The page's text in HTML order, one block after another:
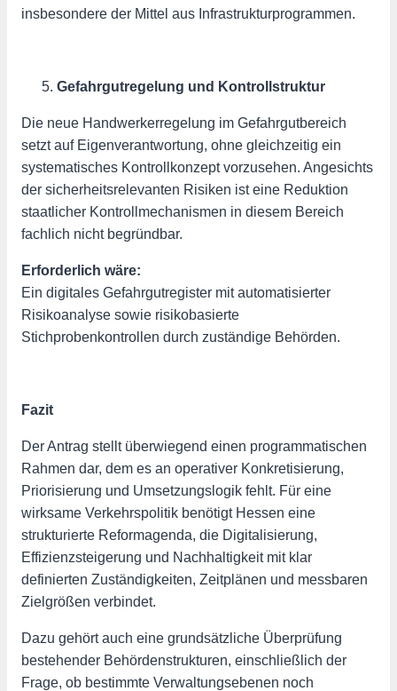
insbesondere der Mittel aus Infrastrukturprogrammen.
Gefahrgutregelung und Kontrollstruktur
Die neue Handwerkerregelung im Gefahrgutbereich
setzt auf Eigenverantwortung, ohne gleichzeitig ein
systematisches Kontrollkonzept vorzusehen. Angesichts
der sicherheitsrelevanten Risiken ist eine Reduktion
staatlicher Kontrollmechanismen in diesem Bereich
fachlich nicht begründbar.
Erforderlich wäre:
Ein digitales Gefahrgutregister mit automatisierter
Risikoanalyse sowie risikobasierte
Stichprobenkontrollen durch zuständige Behörden.
Fazit
Der Antrag stellt überwiegend einen programmatischen
Rahmen dar, dem es an operativer Konkretisierung,
Priorisierung und Umsetzungslogik fehlt. Für eine
wirksame Verkehrspolitik benötigt Hessen eine
strukturierte Reformagenda, die Digitalisierung,
Effizienzsteigerung und Nachhaltigkeit mit klar
definierten Zuständigkeiten, Zeitplänen und messbaren
Zielgrößen verbindet.
Dazu gehört auch eine grundsätzliche Überprüfung
bestehender Behördenstrukturen, einschließlich der
Frage, ob bestimmte Verwaltungsebenen noch